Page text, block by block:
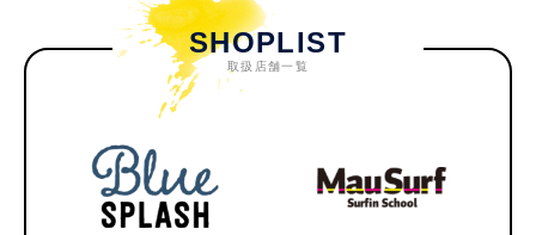
SHOPLIST
取扱店舗一覧